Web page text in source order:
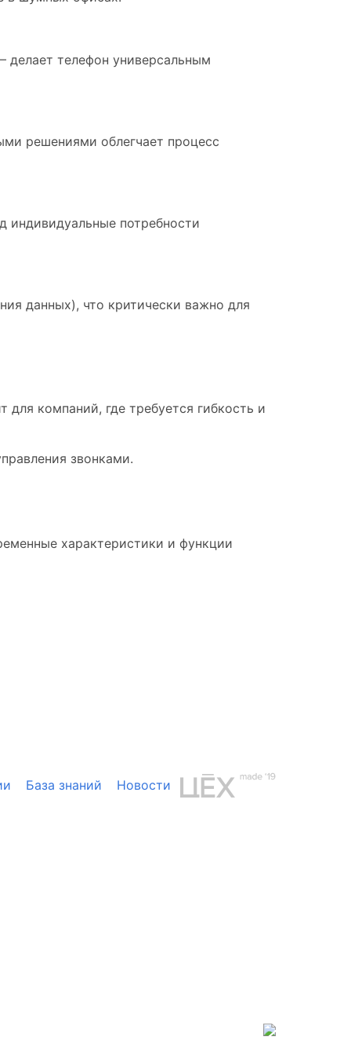
делает телефон универсальным
решениями облегчает процесс
индивидуальные потребности
данных), что критически важно для
компаний, где требуется гибкость и
звонками.
характеристики и функции
База знаний Новости